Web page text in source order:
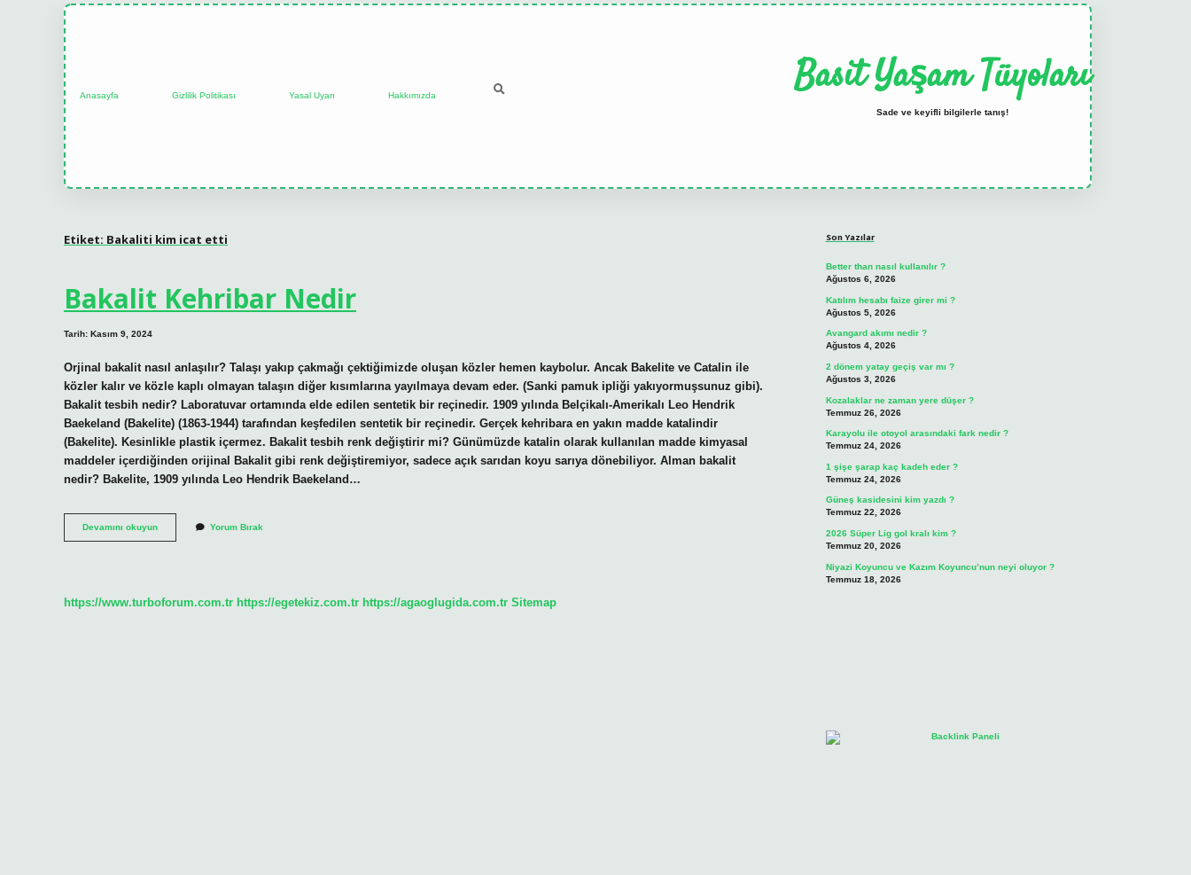
Anasayfa Gizlilik Politikası Yasal Uyarı Hakkımızda Basit Yaşam Tüyoları
Sade ve keyifli bilgilerle tanış!
Etiket: Bakaliti kim icat etti
Bakalit Kehribar Nedir
Tarih: Kasım 9, 2024
Orjinal bakalit nasıl anlaşılır? Talaşı yakıp çakmağı çektiğimizde oluşan közler hemen kaybolur. Ancak Bakelite ve Catalin ile
közler kalır ve közle kaplı olmayan talaşın diğer kısımlarına yayılmaya devam eder. (Sanki pamuk ipliği yakıyormuşsunuz gibi).
Bakalit tesbih nedir? Laboratuvar ortamında elde edilen sentetik bir reçinedir. 1909 yılında Belçikalı-Amerikalı Leo Hendrik
Baekeland (Bakelite) (1863-1944) tarafından keşfedilen sentetik bir reçinedir. Gerçek kehribara en yakın madde katalindir
(Bakelite). Kesinlikle plastik içermez. Bakalit tesbih renk değiştirir mi? Günümüzde katalin olarak kullanılan madde kimyasal
maddeler içerdiğinden orijinal Bakalit gibi renk değiştiremiyor, sadece açık sarıdan koyu sarıya dönebiliyor. Alman bakalit
nedir? Bakelite, 1909 yılında Leo Hendrik Baekeland…
Devamını okuyunBakalit
Kehribar
Yorum Bırak
https://www.turboforum.com.tr https://egetekiz.com.tr https://agaoglugida.com.tr Sitemap
Son Yazılar
Better than nasıl kullanılır ?
Ağustos 6, 2026
Katılım hesabı faize girer mi ?
Ağustos 5, 2026
Avangard akımı nedir ?
Ağustos 4, 2026
2 dönem yatay geçiş var mı ?
Ağustos 3, 2026
Kozalaklar ne zaman yere düşer ?
Temmuz 26, 2026
Karayolu ile otoyol arasındaki fark nedir ?
Temmuz 24, 2026
1 şişe şarap kaç kadeh eder ?
Temmuz 24, 2026
Güneş kasidesini kim yazdı ?
Temmuz 22, 2026
2026 Süper Lig gol kralı kim ?
Temmuz 20, 2026
Niyazi Koyuncu ve Kazım Koyuncu’nun neyi oluyor ?
Temmuz 18, 2026